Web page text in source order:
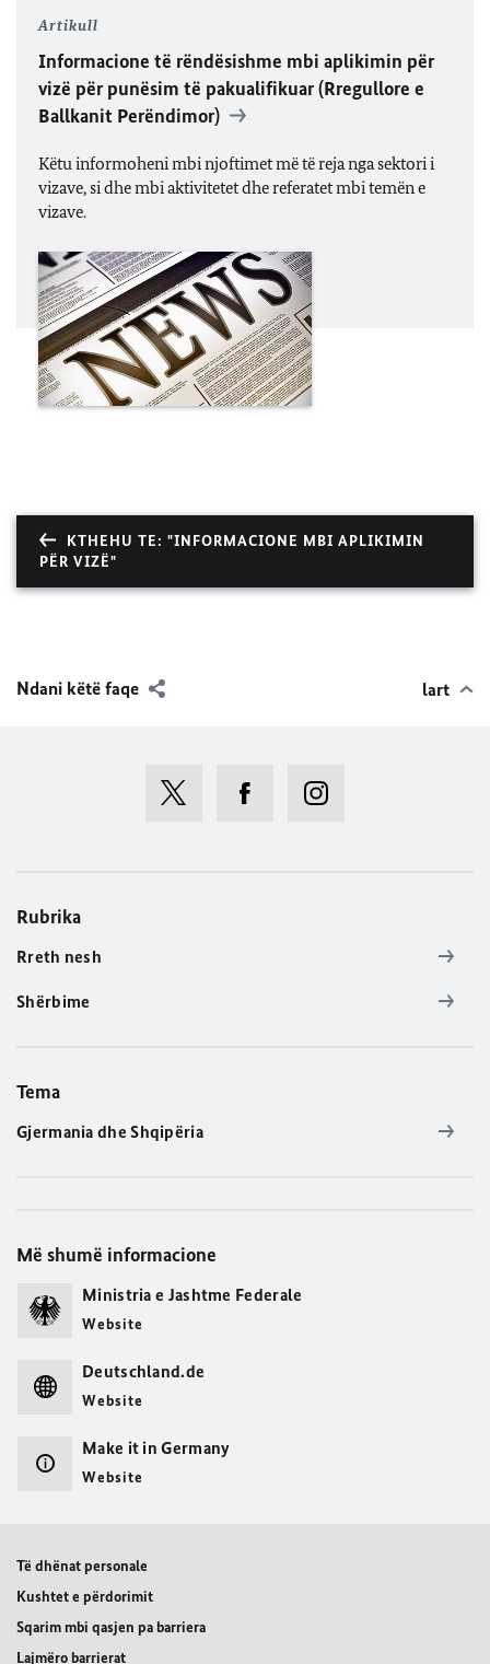
Artikull
Informacione të rëndësishme mbi aplikimin për
vizë për punësim të pakualifikuar (Rregullore e
Ballkanit Perëndimor)
Këtu informoheni mbi njoftimet më të reja nga sektori i
vizave, si dhe mbi aktivitetet dhe referatet mbi temën e
vizave.
KTHEHU TE: "INFORMACIONE MBI APLIKIMIN
PËR VIZË"
Ndani këtë faqe lart
Rubrika
Rreth nesh
Shërbime
Tema
Gjermania dhe Shqipëria
Më shumë informacione
Ministria e Jashtme Federale
Website
Deutschland.de
Website
Make it in Germany
Website
Të dhënat personale
Kushtet e përdorimit
Sqarim mbi qasjen pa barriera
Lajmëro barrierat